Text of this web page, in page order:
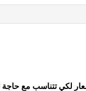
لكي تتناسب مع حاجة